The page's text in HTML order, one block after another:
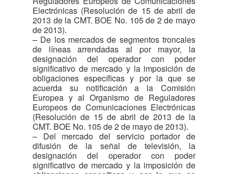
Electrónicas (Resolución de 15 de abril de
2013 de la CMT. BOE No. 105 de 2 de mayo
de 2013).
– De los mercados de segmentos troncales
de líneas arrendadas al por mayor, la
designación del operador con poder
significativo de mercado y la imposición de
obligaciones específicas y por la que se
acuerda su notificación a la Comisión
Europea y al Organismo de Reguladores
Europeos de Comunicaciones Electrónicas
(Resolución de 15 de abril de 2013 de la
CMT. BOE No. 105 de 2 de mayo de 2013).
– Del mercado del servicio portador de
difusión de la señal de televisión, la
designación del operador con poder
significativo de mercado y la imposición de